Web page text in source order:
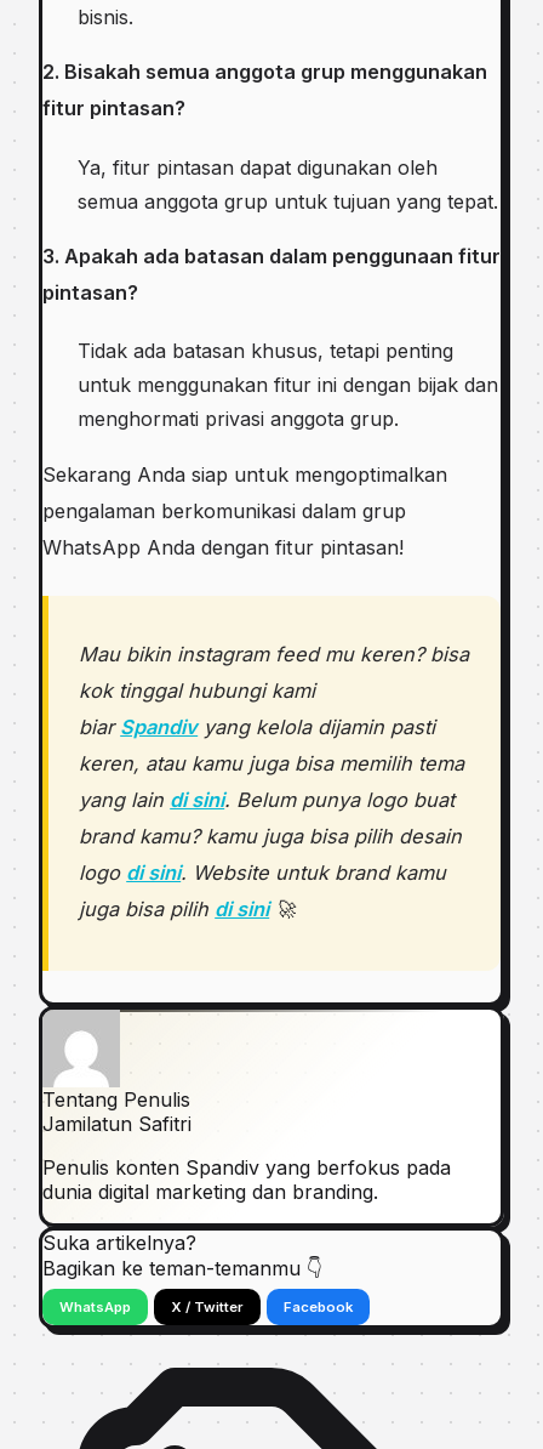
bisnis.
2. Bisakah semua anggota grup menggunakan
fitur pintasan?
Ya, fitur pintasan dapat digunakan oleh
semua anggota grup untuk tujuan yang tepat.
3. Apakah ada batasan dalam penggunaan fitur
pintasan?
Tidak ada batasan khusus, tetapi penting
untuk menggunakan fitur ini dengan bijak dan
menghormati privasi anggota grup.
Sekarang Anda siap untuk mengoptimalkan
pengalaman berkomunikasi dalam grup
WhatsApp Anda dengan fitur pintasan!
Mau bikin instagram feed mu keren? bisa
kok tinggal hubungi kami
biar Spandivyang kelola dijamin pasti
keren, atau kamu juga bisa memilih tema
yang lain di sini. Belum punya logo buat
brand kamu? kamu juga bisa pilih desain
logo di sini. Website untuk brand kamu
juga bisa pilih di sini🚀
Tentang Penulis
Jamilatun Safitri
Penulis konten Spandiv yang berfokus pada
dunia digital marketing dan branding.
Suka artikelnya?
Bagikan ke teman-temanmu 👇
WhatsApp X / Twitter Facebook